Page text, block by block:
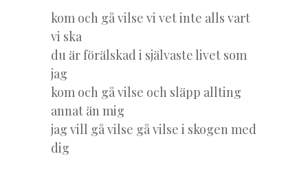
kom och gå vilse vi vet inte alls vart
vi ska
du är förälskad i självaste livet som
jag
kom och gå vilse och släpp allting
annat än mig
jag vill gå vilse gå vilse i skogen med
dig